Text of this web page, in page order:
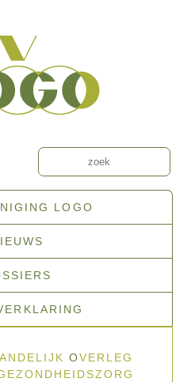
Zoeken
LOGO
ANDELIJKOVERLEG